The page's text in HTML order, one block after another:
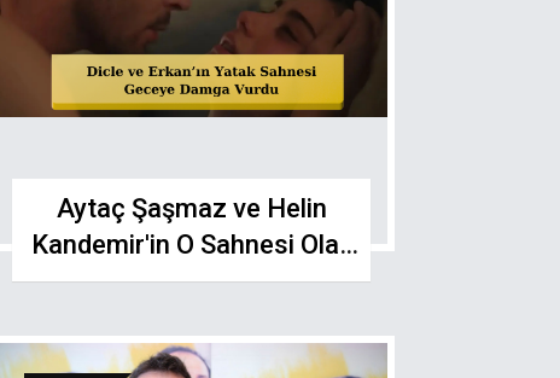
Aytaç Şaşmaz ve Helin
Kandemir'in O Sahnesi Olay
Oldu: "Resmen Çığlık Attım"